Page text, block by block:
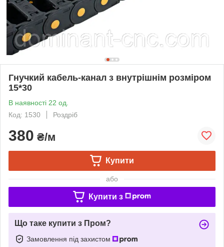
Гнучкий кабель-канал з внутрішнім розміром
15*30
В наявності 22 од.
Код: 1530
Роздріб
380 ₴/м
Купити
або
Купити з
Що таке купити з Пром?
Замовлення під захистом